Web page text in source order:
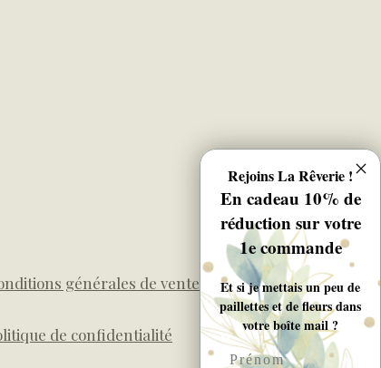
générales de ventes
de confidentialité
Rejoins La Rêverie !
En cadeau 10% de
réduction sur votre
1e commande
Et si je mettais un peu de
paillettes et de fleurs dans
votre boîte mail ?